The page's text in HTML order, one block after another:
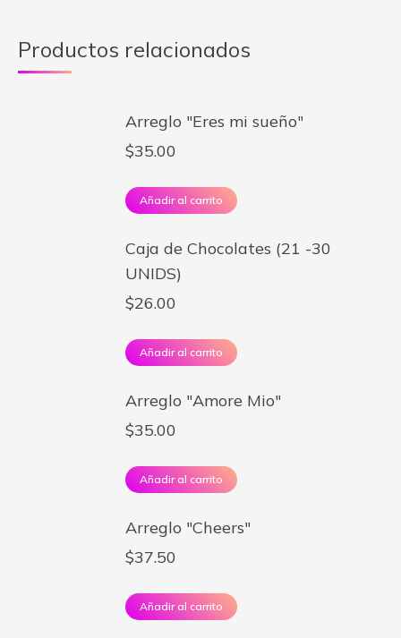
Productos relacionados
Arreglo "Eres mi sueño"
$35.00
Añadir al carrito
Caja de Chocolates (21 -30
UNIDS)
$26.00
Añadir al carrito
Arreglo "Amore Mio"
$35.00
Añadir al carrito
Arreglo "Cheers"
$37.50
Añadir al carrito